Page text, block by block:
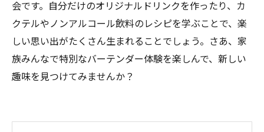
会です。自分だけのオリジナルドリンクを作ったり、カ
クテルやノンアルコール飲料のレシピを学ぶことで、楽
しい思い出がたくさん生まれることでしょう。さあ、家
族みんなで特別なバーテンダー体験を楽しんで、新しい
趣味を見つけてみませんか？